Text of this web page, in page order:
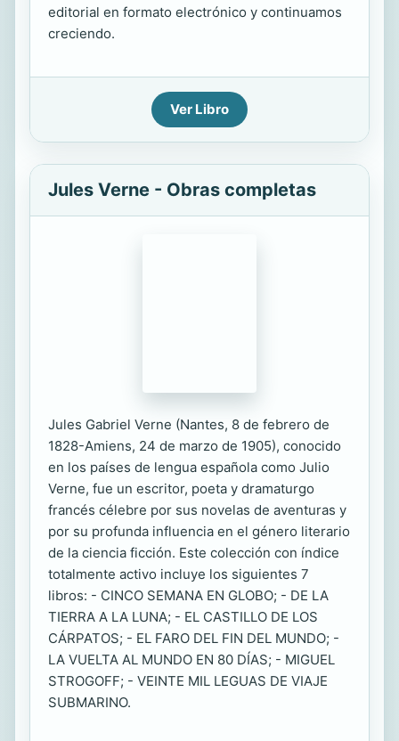
editorial en formato electrónico y continuamos
creciendo.
Ver Libro
Jules Verne - Obras completas
Jules Gabriel Verne (Nantes, 8 de febrero de
1828-Amiens, 24 de marzo de 1905), conocido
en los países de lengua española como Julio
Verne, fue un escritor, poeta y dramaturgo
francés célebre por sus novelas de aventuras y
por su profunda influencia en el género literario
de la ciencia ficción. Este colección con índice
totalmente activo incluye los siguientes 7
libros: - CINCO SEMANA EN GLOBO; - DE LA
TIERRA A LA LUNA; - EL CASTILLO DE LOS
CÁRPATOS; - EL FARO DEL FIN DEL MUNDO; -
LA VUELTA AL MUNDO EN 80 DÍAS; - MIGUEL
STROGOFF; - VEINTE MIL LEGUAS DE VIAJE
SUBMARINO.